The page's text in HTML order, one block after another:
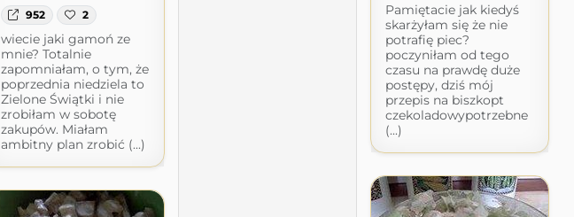
Pamiętacie jak kiedyś
skarżyłam się że nie
potrafię piec?
poczyniłam od tego
czasu na prawdę duże
postępy, dziś mój
przepis na biszkopt
czekoladowypotrzebne
(...)
952 2
wiecie jaki gamoń ze
mnie? Totalnie
zapomniałam, o tym, że
poprzednia niedziela to
Zielone Świątki i nie
zrobiłam w sobotę
zakupów. Miałam
ambitny plan zrobić (...)